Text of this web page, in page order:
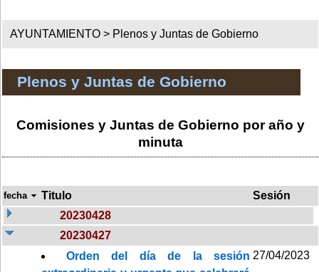
AYUNTAMIENTO > Plenos y Juntas de Gobierno
Plenos y Juntas de Gobierno
Comisiones y Juntas de Gobierno por año y
minuta
fecha Titulo
Sesión
20230428
20230427
Orden del día de la sesión 27/04/2023